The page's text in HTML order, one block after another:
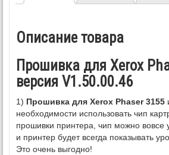
Описание товара
Прошивка для Xerox
версия V1.50.00.46
1) Прошивка для Xerox Phaser 3155
необходимости использовать чип
прошивки принтера, чип можно вовсе
и принтер будет всегда показывать
Это очень выгодно!